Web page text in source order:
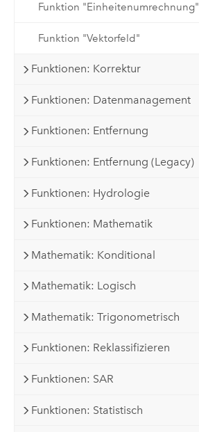
Funktion "Einheitenumrechnung"
Funktion "Vektorfeld"
Funktionen: Korrektur
Funktionen: Datenmanagement
Funktionen: Entfernung
Funktionen: Entfernung (Legacy)
Funktionen: Hydrologie
Funktionen: Mathematik
Mathematik: Konditional
Mathematik: Logisch
Mathematik: Trigonometrisch
Funktionen: Reklassifizieren
Funktionen: SAR
Funktionen: Statistisch